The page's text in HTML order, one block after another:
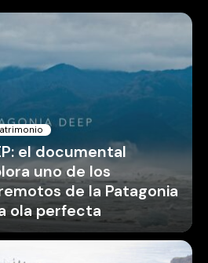
el documental
uno de los
de la Patagonia
ola perfecta